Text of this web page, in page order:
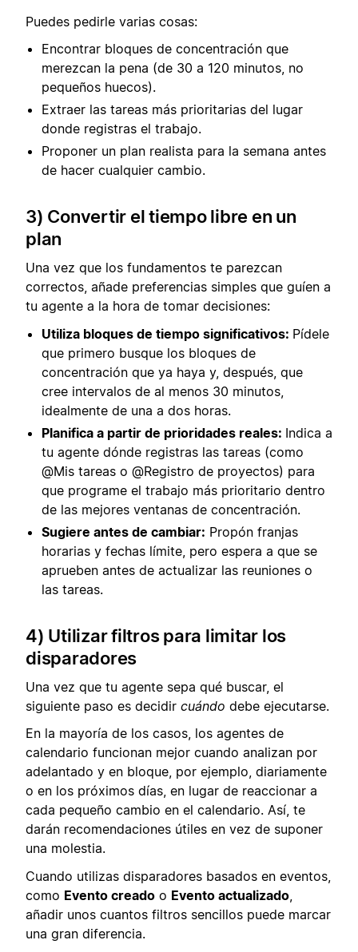
Puedes pedirle varias cosas:
Encontrar bloques de concentración que
merezcan la pena (de 30 a 120 minutos, no
pequeños huecos).
Extraer las tareas más prioritarias del lugar
donde registras el trabajo.
Proponer un plan realista para la semana antes
de hacer cualquier cambio.
3) Convertir el tiempo libre en un
plan
Una vez que los fundamentos te parezcan
correctos, añade preferencias simples que guíen a
tu agente a la hora de tomar decisiones:
Utiliza bloques de tiempo significativos: Pídele
que primero busque los bloques de
concentración que ya haya y, después, que
cree intervalos de al menos 30 minutos,
idealmente de una a dos horas.
Planifica a partir de prioridades reales: Indica a
tu agente dónde registras las tareas (como
@Mis tareas o @Registro de proyectos) para
que programe el trabajo más prioritario dentro
de las mejores ventanas de concentración.
Sugiere antes de cambiar: Propón franjas
horarias y fechas límite, pero espera a que se
aprueben antes de actualizar las reuniones o
las tareas.
4) Utilizar filtros para limitar los
disparadores
Una vez que tu agente sepa qué buscar, el
siguiente paso es decidir cuándo debe ejecutarse.
En la mayoría de los casos, los agentes de
calendario funcionan mejor cuando analizan por
adelantado y en bloque, por ejemplo, diariamente
o en los próximos días, en lugar de reaccionar a
cada pequeño cambio en el calendario. Así, te
darán recomendaciones útiles en vez de suponer
una molestia.
Cuando utilizas disparadores basados en eventos,
como Evento creado o Evento actualizado
añadir unos cuantos filtros sencillos puede marcar
una gran diferencia.